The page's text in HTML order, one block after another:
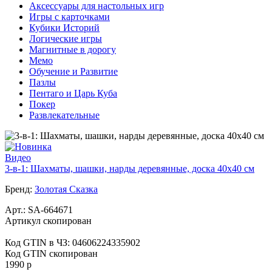
Аксессуары для настольных игр
Игры с карточками
Кубики Историй
Логические игры
Магнитные в дорогу
Мемо
Обучение и Развитие
Пазлы
Пентаго и Царь Куба
Покер
Развлекательные
Видео
3-в-1: Шахматы, шашки, нарды деревянные, доска 40х40 см
Бренд: Золотая Сказка
Арт.: SA-664671
Артикул скопирован
Код GTIN в ЧЗ: 04606224335902
Код GTIN скопирован
1990 р